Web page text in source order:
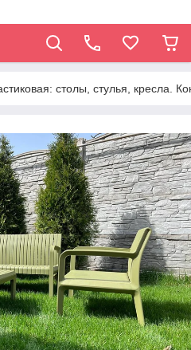
столы, стулья, кресла.